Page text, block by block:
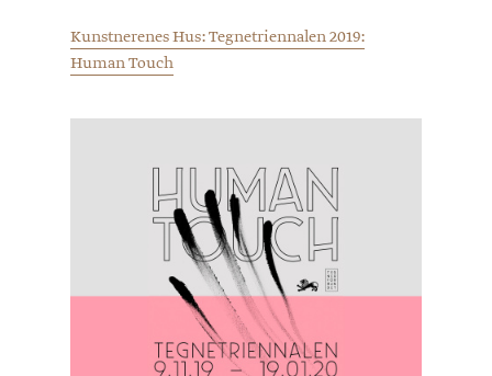
Kunstnerenes Hus: Tegnetriennalen 2019:
Human Touch